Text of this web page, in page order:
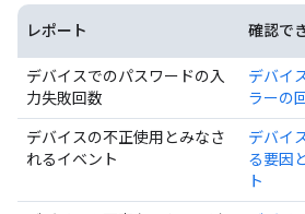
レポート 確認で
デバイスでのパスワードの入
力失敗回数
デバイ
ラーの
デバイスの不正使用とみなさ
れるイベント
デバイ
る要因
ト